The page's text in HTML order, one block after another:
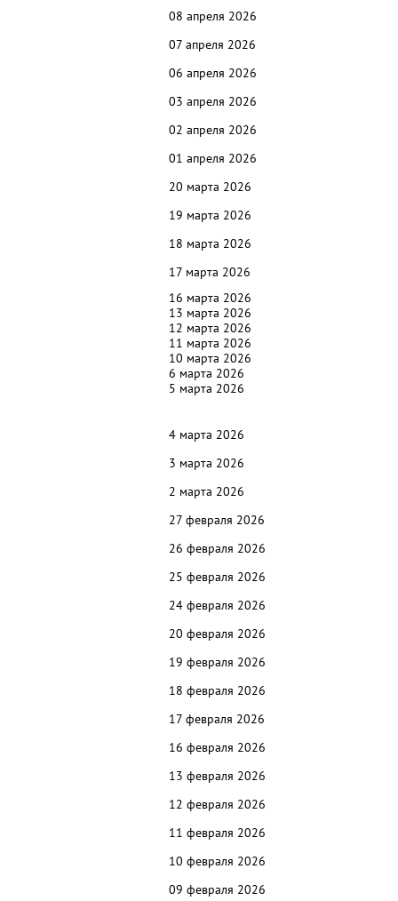
08 апреля 2026
07 апреля 2026
06 апреля 2026
03 апреля 2026
02 апреля 2026
01 апреля 2026
20 марта 2026
19 марта 2026
18 марта 2026
17 марта 2026
16 марта 2026
13 марта 2026
12 марта 2026
11 марта 2026
10 марта 2026
6 марта 2026
5 марта 2026
4 марта 2026
3 марта 2026
2 марта 2026
27 февраля 2026
26 февраля 2026
25 февраля 2026
24 февраля 2026
20 февраля 2026
19 февраля 2026
18 февраля 2026
17 февраля 2026
16 февраля 2026
13 февраля 2026
12 февраля 2026
11 февраля 2026
10 февраля 2026
09 февраля 2026